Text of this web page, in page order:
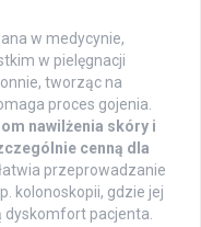
w medycynie,
w pielęgnacji
tworząc na
proces gojenia.
nawilżenia skóry i
cenną dla
przeprowadzanie
kolonoskopii, gdzie jej
dyskomfort pacjenta.